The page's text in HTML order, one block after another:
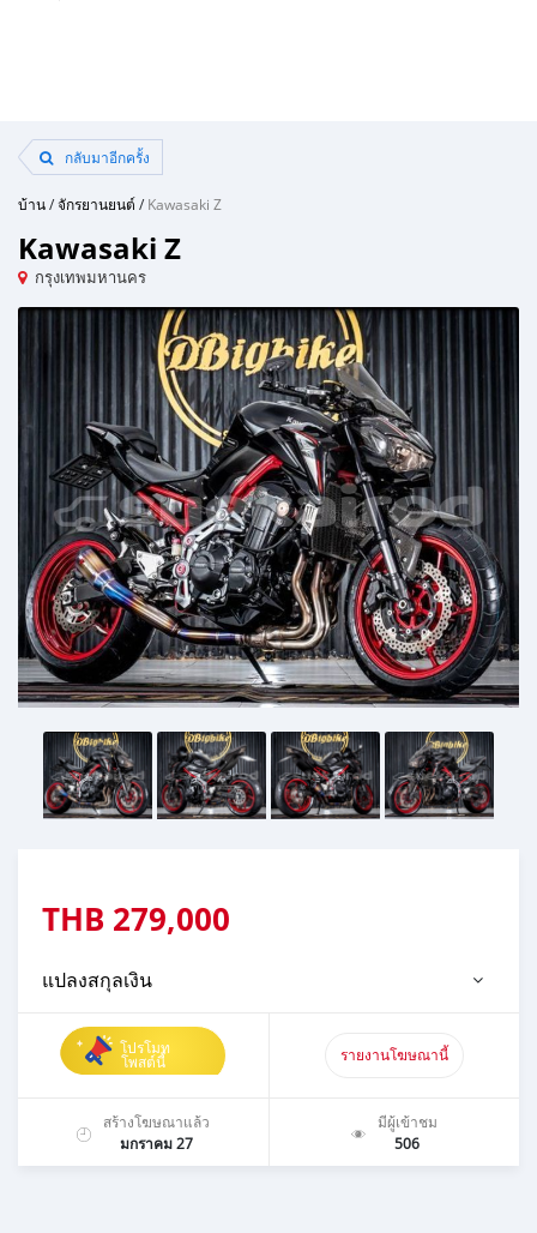
กลับมาอีกครั้ง
บ้าน/จักรยานยนต์/Kawasaki Z
Kawasaki Z
กรุงเทพมหานคร
THB 279,000
แปลงสกุลเงิน
โปรโมท
โพสต์นี้ รายงานโฆษณานี้
สร้างโฆษณาแล้ว
มกราคม 27
มีผู้เข้าชม
506